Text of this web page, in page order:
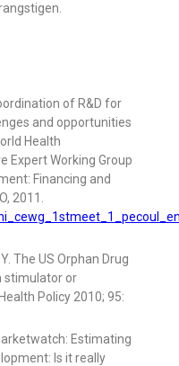
of R&D for
and opportunities
Health
Expert Working Group
Financing and
2011.
The US Orphan Drug
stimulator or
Policy 2010; 95:
Estimating
Is it really